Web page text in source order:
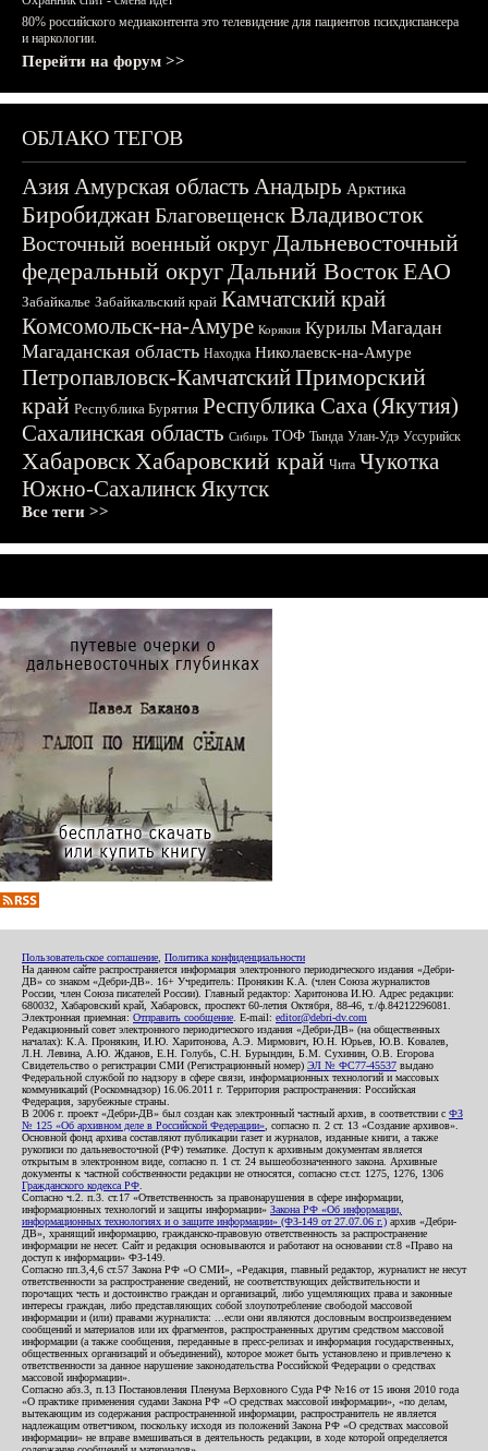
80% российского медиаконтента это телевидение для пациентов психдиспансера
и наркологии.
Перейти на форум >>
ОБЛАКО ТЕГОВ
АзияАмурская область Анадырь Арктика
БиробиджанБлаговещенскВладивосток
Восточный военный округДальневосточный
федеральный округДальний ВостокЕАО
Забайкалье Забайкальский край Камчатский край
Комсомольск-на-Амуре Корякия Курилы Магадан
Магаданская область Находка Николаевск-на-Амуре
Петропавловск-КамчатскийПриморский
край Республика Бурятия Республика Саха (Якутия)
Сахалинская область Сибирь ТОФ Тында Улан-Удэ Уссурийск
ХабаровскХабаровский край Чита Чукотка
Южно-СахалинскЯкутск
Все теги >>
Пользовательское соглашение Политика конфиденциальности
На данном сайте распространяется информация электронного периодического издания «Дебри-
ДВ» со знаком «Дебри-ДВ». 16+ Учредитель: Пронякин К.А. (член Союза журналистов
России, член Союза писателей России). Главный редактор: Харитонова И.Ю. Адрес редакции:
680032, Хабаровский край, Хабаровск, проспект 60-летия Октября, 88-46, т./ф.84212296081.
Электронная приемная: Отправить сообщение . E-mail: editor@debri-dv.com
Редакционный совет электронного периодического издания «Дебри-ДВ» (на общественных
началах): К.А. Пронякин, И.Ю. Харитонова, А.Э. Мирмович, Ю.Н. Юрьев, Ю.В. Ковалев,
Л.Н. Левина, А.Ю. Жданов, Е.Н. Голубь, С.Н. Бурындин, Б.М. Сухинин, О.В. Егорова
Свидетельство о регистрации СМИ (Регистрационный номер) ЭЛ № ФС77-45537 выдано
Федеральной службой по надзору в сфере связи, информационных технологий и массовых
коммуникаций (Роскомнадзор) 16.06.2011 г. Территория распространения: Российская
Федерация, зарубежные страны.
В 2006 г. проект «Дебри-ДВ» был создан как электронный частный архив, в соответствии с ФЗ
№ 125 «Об архивном деле в Российской Федерации» , согласно п. 2 ст. 13 «Создание архивов».
Основной фонд архива составляют публикации газет и журналов, изданные книги, а также
рукописи по дальневосточной (РФ) тематике. Доступ к архивным документам является
открытым в электронном виде, согласно п. 1 ст. 24 вышеобозначенного закона. Архивные
документы к частной собственности редакции не относятся, согласно ст.ст. 1275, 1276, 1306
Гражданского кодекса РФ
Согласно ч.2. п.3. ст.17 «Ответственность за правонарушения в сфере информации,
информационных технологий и защиты информации» Закона РФ «Об информации,
информационных технологиях и о защите информации» (ФЗ-149 от 27.07.06 г.) архив «Дебри-
ДВ», хранящий информацию, гражданско-правовую ответственность за распространение
информации не несет. Сайт и редакция основываются и работают на основании ст.8 «Право на
доступ к информации» ФЗ-149.
Согласно пп.3,4,6 ст.57 Закона РФ «О СМИ», «Редакция, главный редактор, журналист не несут
ответственности за распространение сведений, не соответствующих действительности и
порочащих честь и достоинство граждан и организаций, либо ущемляющих права и законные
интересы граждан, либо представляющих собой злоупотребление свободой массовой
информации и (или) правами журналиста: ...если они являются дословным воспроизведением
сообщений и материалов или их фрагментов, распространенных другим средством массовой
информации (а также сообщения, переданные в пресс-релизах и информация государственных,
общественных организаций и объединений), которое может быть установлено и привлечено к
ответственности за данное нарушение законодательства Российской Федерации о средствах
массовой информации».
Согласно абз.3, п.13 Постановления Пленума Верховного Суда РФ №16 от 15 июня 2010 года
«О практике применения судами Закона РФ «О средствах массовой информации», «по делам,
вытекающим из содержания распространенной информации, распространитель не является
надлежащим ответчиком, поскольку исходя из положений Закона РФ «О средствах массовой
информации» не вправе вмешиваться в деятельность редакции, в ходе которой определяется